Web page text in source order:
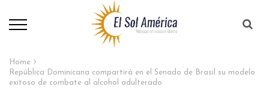
Home
República Dominicana compartirá en el Senado de Brasil su modelo
exitoso de combate al alcohol adulterado